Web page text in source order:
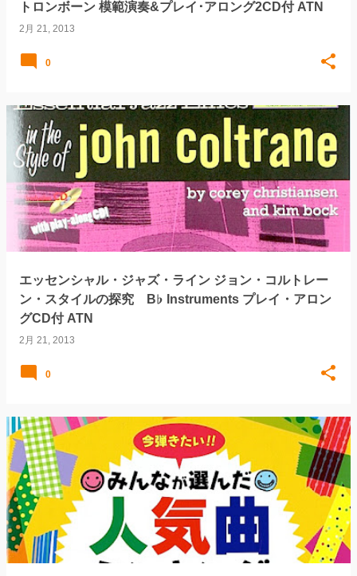
トロンボーン 模範演奏&プレイ･アロング2CD付 ATN
2月 21, 2013
0
エッセンシャル・ジャズ・ライン ジョン・コルトレー
ン・スタイルの探究 B♭ Instruments プレイ・アロン
グCD付 ATN
2月 21, 2013
0